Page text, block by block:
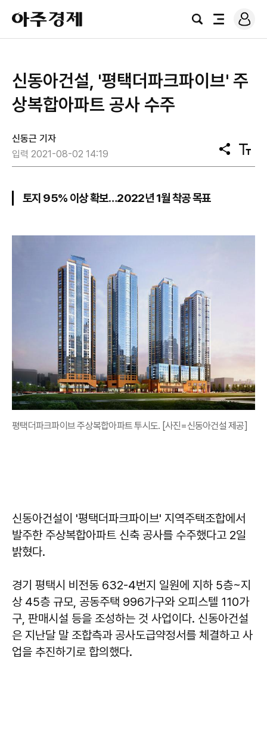
아
주
경
검
전
로
그
신동아건설, '평택더파크파이브' 주
상복합아파트 공사 수주
신동근 기자
입력 2021-08-02 14:19
공
유
텍
스
토지 95% 이상 확보…2022년 1월 착공 목표
평택더파크파이브 주상복합아파트 투시도. [사진=신동아건설 제공]
신동아건설이 '평택더파크파이브' 지역주택조합에서
발주한 주상복합아파트 신축 공사를 수주했다고 2일
밝혔다.
경기 평택시 비전동 632-4번지 일원에 지하 5층~지
상 45층 규모, 공동주택 996가구와 오피스텔 110가
구, 판매시설 등을 조성하는 것 사업이다. 신동아건설
은 지난달 말 조합측과 공사도급약정서를 체결하고 사
업을 추진하기로 합의했다.